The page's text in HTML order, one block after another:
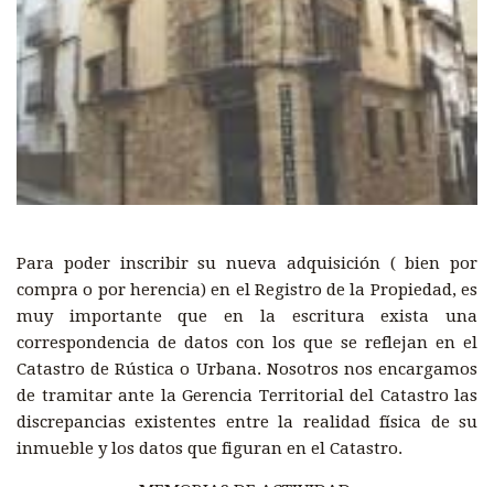
Para poder inscribir su nueva adquisición ( bien por
compra o por herencia) en el Registro de la Propiedad, es
muy importante que en la escritura exista una
correspondencia de datos con los que se reflejan en el
Catastro de Rústica o Urbana. Nosotros nos encargamos
de tramitar ante la Gerencia Territorial del Catastro las
discrepancias existentes entre la realidad física de su
inmueble y los datos que figuran en el Catastro.